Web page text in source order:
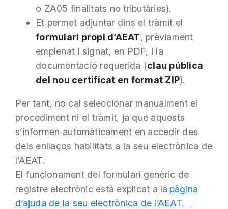
o ZA05 finalitats no tributàries).
Et permet adjuntar dins el tràmit el
formulari propi d’AEAT, prèviament
emplenat i signat, en PDF, i la
documentació requerida (clau pública
del nou certificat en format ZIP).
Per tant, no cal seleccionar manualment el
procediment ni el tràmit, ja que aquests
s’informen automàticament en accedir des
dels enllaços habilitats a la seu electrònica de
l’AEAT.
El funcionament del formulari genèric de
registre electrònic està explicat a la pàgina
d’ajuda de la seu electrònica de l’AEAT.